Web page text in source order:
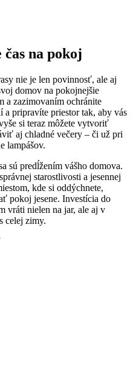
na pokoj
nie je len povinnosť, ale aj
domov na pokojnejšie
a zazimovaním ochránite
pripravíte priestor tak, aby vás
si teraz môžete vytvoriť
aj chladné večery – či už pri
lampášov.
sú predĺžením vášho domova.
starostlivosti a jesennej
kde si oddýchnete,
pokoj jesene. Investícia do
vráti nielen na jar, ale aj v
celej zimy.